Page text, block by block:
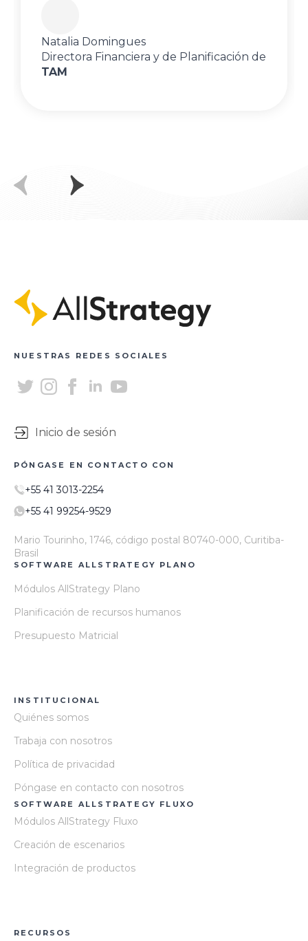
Natalia Domingues
Directora Financiera y de Planificación de
TAM
NUESTRAS REDES SOCIALES
Inicio de sesión
PÓNGASE EN CONTACTO CON
+55 41 3013-2254
+55 41 99254-9529
Mario Tourinho, 1746, código postal 80740-000, Curitiba-
Brasil
SOFTWARE ALLSTRATEGY PLANO
Módulos AllStrategy Plano
Planificación de recursos humanos
Presupuesto Matricial
INSTITUCIONAL
Quiénes somos
Trabaja con nosotros
Política de privacidad
Póngase en contacto con nosotros
SOFTWARE ALLSTRATEGY FLUXO
Módulos AllStrategy Fluxo
Creación de escenarios
Integración de productos
RECURSOS